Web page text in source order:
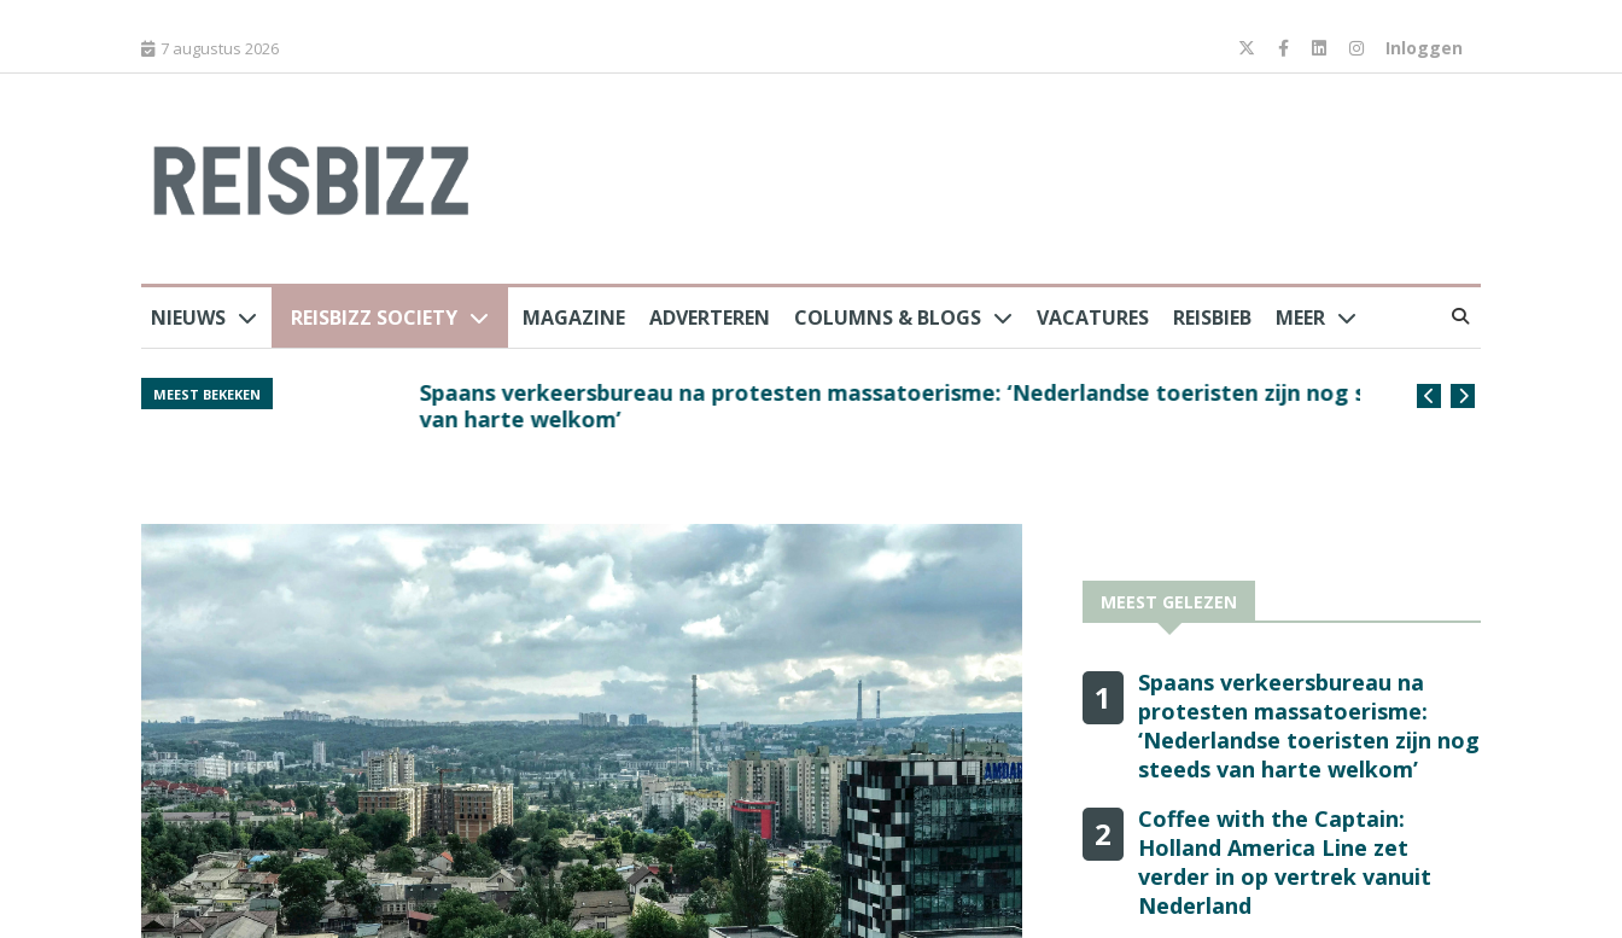
7 augustus 2026 Inloggen
NIEUWS REISBIZZ SOCIETY MAGAZINE ADVERTEREN COLUMNS & BLOGS VACATURES REISBIEB MEER
MEEST BEKEKEN
Spaans verkeersbureau na protesten massatoerisme: ‘Nederlandse toeristen zijn nog steeds
van harte welkom’
Coffee with the
MEEST GELEZEN
1
Spaans verkeersbureau na
protesten massatoerisme:
‘Nederlandse toeristen zijn nog
steeds van harte welkom’
2
Coffee with the Captain:
Holland America Line zet
verder in op vertrek vanuit
Nederland